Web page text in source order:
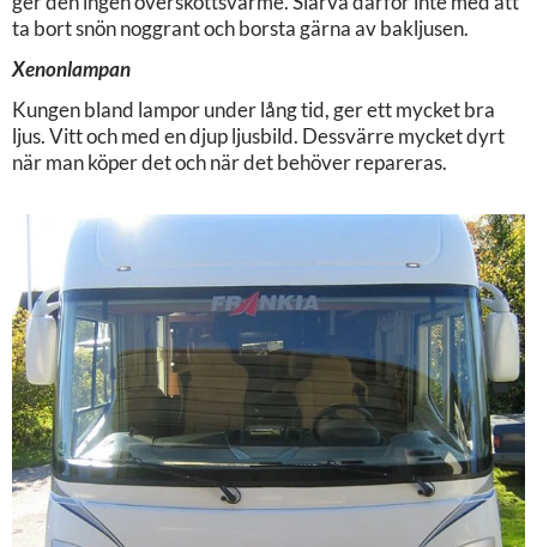
ta bort snön noggrant och borsta gärna av bakljusen.
Xenonlampan
Kungen bland lampor under lång tid, ger ett mycket bra
ljus. Vitt och med en djup ljusbild. Dessvärre mycket dyrt
när man köper det och när det behöver repareras.